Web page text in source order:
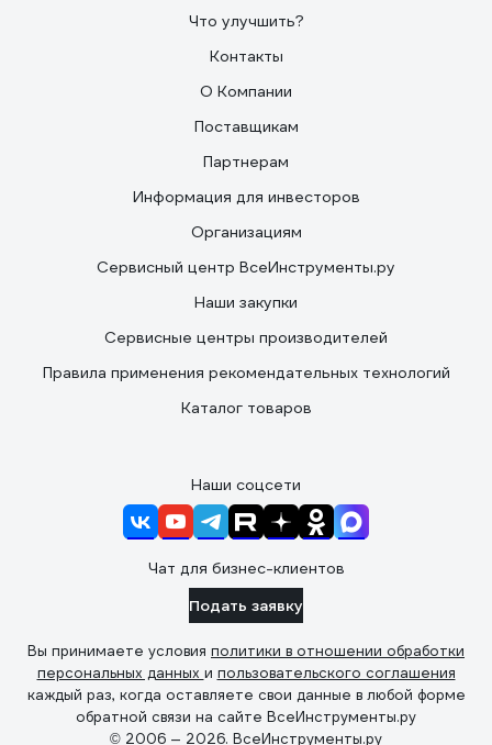
Что улучшить?
Контакты
О Компании
Поставщикам
Партнерам
Информация для инвесторов
Организациям
Сервисный центр ВсеИнструменты.ру
Наши закупки
Сервисные центры производителей
Правила применения рекомендательных технологий
Каталог товаров
Наши соцсети
Чат для бизнес-клиентов
Подать заявку
Вы принимаете условия политики в отношении обработки
персональных данных и пользовательского соглашения
каждый раз, когда оставляете свои данные в любой форме
обратной связи на сайте ВсеИнструменты.ру
© 2006 — 2026. ВсеИнструменты.ру